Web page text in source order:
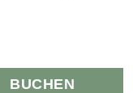
BUCHEN